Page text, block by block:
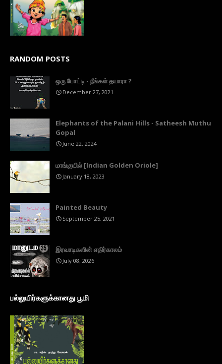
RANDOM POSTS
ஒரு போட்டி - நீங்கள் தயாரா ?
December 27, 2021
Elephants of the Palani Hills - Satheesh Muthu
Gopal
June 22, 2024
மாங்குயில் [Indian Golden Oriole]
January 18, 2023
Painted Beauty
September 25, 2021
இரவாடிகளின் எதிர்காலம்
July 08, 2026
பல்லுயிர்களுக்கானது பூமி